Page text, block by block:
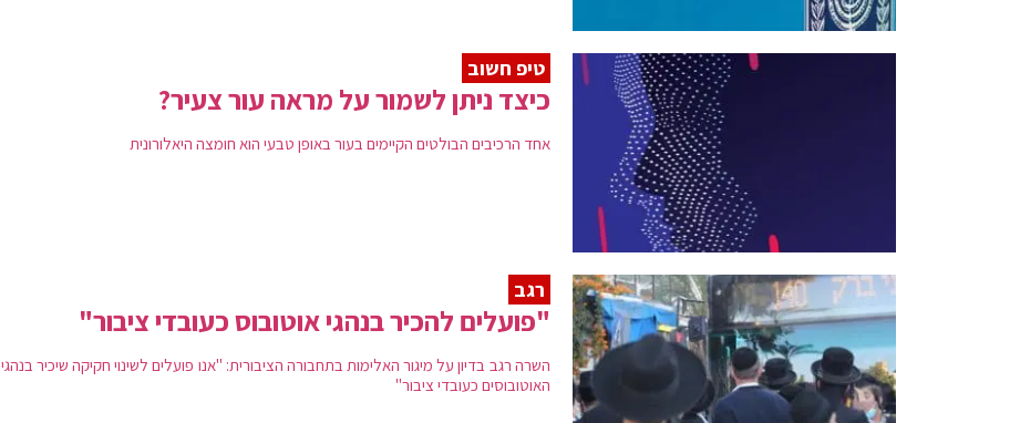
טיפ חשוב
כיצד ניתן לשמור על מראה עור צעיר?
אחד הרכיבים הבולטים הקיימים בעור באופן טבעי הוא חומצה היאלורונית
רגב
"פועלים להכיר בנהגי אוטובוס כעובדי ציבור"
השרה רגב בדיון על מיגור האלימות בתחבורה הציבורית: "אנו פועלים לשינוי חקיקה שיכיר בנהגי
האוטובוסים כעובדי ציבור"